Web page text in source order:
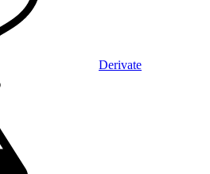
Derivate